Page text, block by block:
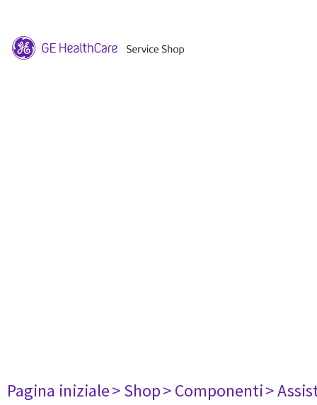
Pagina iniziale> Shop> Componenti>